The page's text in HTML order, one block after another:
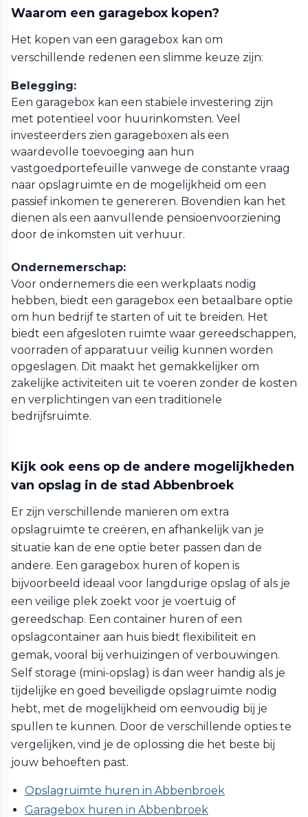
Waarom een garagebox kopen?
Het kopen van een garagebox kan om
verschillende redenen een slimme keuze zijn:
Belegging:
Een garagebox kan een stabiele investering zijn
met potentieel voor huurinkomsten. Veel
investeerders zien garageboxen als een
waardevolle toevoeging aan hun
vastgoedportefeuille vanwege de constante vraag
naar opslagruimte en de mogelijkheid om een
passief inkomen te genereren. Bovendien kan het
dienen als een aanvullende pensioenvoorziening
door de inkomsten uit verhuur.
Ondernemerschap:
Voor ondernemers die een werkplaats nodig
hebben, biedt een garagebox een betaalbare optie
om hun bedrijf te starten of uit te breiden. Het
biedt een afgesloten ruimte waar gereedschappen,
voorraden of apparatuur veilig kunnen worden
opgeslagen. Dit maakt het gemakkelijker om
zakelijke activiteiten uit te voeren zonder de kosten
en verplichtingen van een traditionele
bedrijfsruimte.
Kijk ook eens op de andere mogelijkheden
van opslag in de stad Abbenbroek
Er zijn verschillende manieren om extra
opslagruimte te creëren, en afhankelijk van je
situatie kan de ene optie beter passen dan de
andere. Een garagebox huren of kopen is
bijvoorbeeld ideaal voor langdurige opslag of als je
een veilige plek zoekt voor je voertuig of
gereedschap. Een container huren of een
opslagcontainer aan huis biedt flexibiliteit en
gemak, vooral bij verhuizingen of verbouwingen.
Self storage (mini-opslag) is dan weer handig als je
tijdelijke en goed beveiligde opslagruimte nodig
hebt, met de mogelijkheid om eenvoudig bij je
spullen te kunnen. Door de verschillende opties te
vergelijken, vind je de oplossing die het beste bij
jouw behoeften past.
Opslagruimte huren in Abbenbroek
Garagebox huren in Abbenbroek